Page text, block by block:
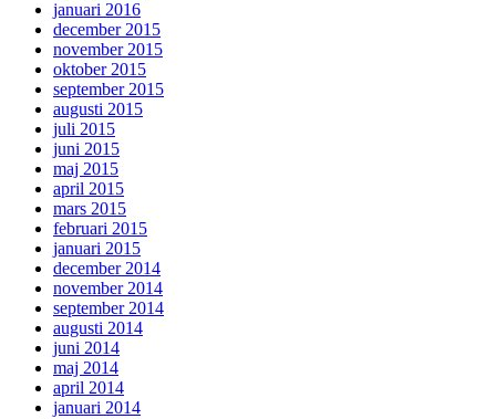
januari 2016
december 2015
november 2015
oktober 2015
september 2015
augusti 2015
juli 2015
juni 2015
maj 2015
april 2015
mars 2015
februari 2015
januari 2015
december 2014
november 2014
september 2014
augusti 2014
juni 2014
maj 2014
april 2014
januari 2014